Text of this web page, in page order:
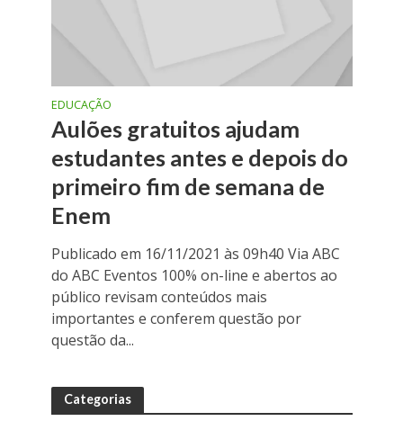
EDUCAÇÃO
Aulões gratuitos ajudam
estudantes antes e depois do
primeiro fim de semana de
Enem
Publicado em 16/11/2021 às 09h40 Via ABC
do ABC Eventos 100% on-line e abertos ao
público revisam conteúdos mais
importantes e conferem questão por
questão da...
Categorias